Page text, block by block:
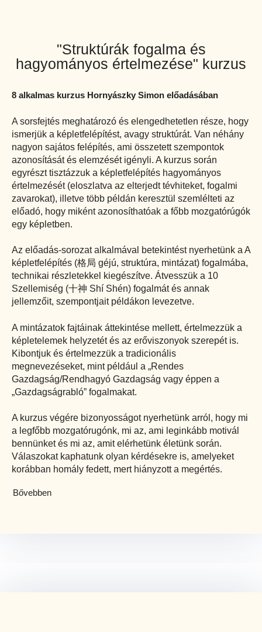
"Struktúrák fogalma és
hagyományos értelmezése" kurzus
8 alkalmas kurzus Hornyászky Simon előadásában
A sorsfejtés meghatározó és elengedhetetlen része, hogy
ismerjük a képletfelépítést, avagy struktúrát. Van néhány
nagyon sajátos felépítés, ami összetett szempontok
azonosítását és elemzését igényli. A kurzus során
egyrészt tisztázzuk a képletfelépítés hagyományos
értelmezését (eloszlatva az elterjedt tévhiteket, fogalmi
zavarokat), illetve több példán keresztül szemlélteti az
előadó, hogy miként azonosíthatóak a főbb mozgatórúgók
egy képletben.
Az előadás-sorozat alkalmával betekintést nyerhetünk a A
képletfelépítés (格局 géjú, struktúra, mintázat) fogalmába,
technikai részletekkel kiegészítve. Átvesszük a 10
Szellemiség (十神 Shí Shén) fogalmát és annak
jellemzőit, szempontjait példákon levezetve.
A mintázatok fajtáinak áttekintése mellett, értelmezzük a
képletelemek helyzetét és az erőviszonyok szerepét is.
Kibontjuk és értelmezzük a tradicionális
megnevezéseket, mint például a „Rendes
Gazdagság/Rendhagyó Gazdagság vagy éppen a
„Gazdagságrabló” fogalmakat.
A kurzus végére bizonyosságot nyerhetünk arról, hogy mi
a legfőbb mozgatórugónk, mi az, ami leginkább motivál
bennünket és mi az, amit elérhetünk életünk során.
Válaszokat kaphatunk olyan kérdésekre is, amelyeket
korábban homály fedett, mert hiányzott a megértés.
Bővebben